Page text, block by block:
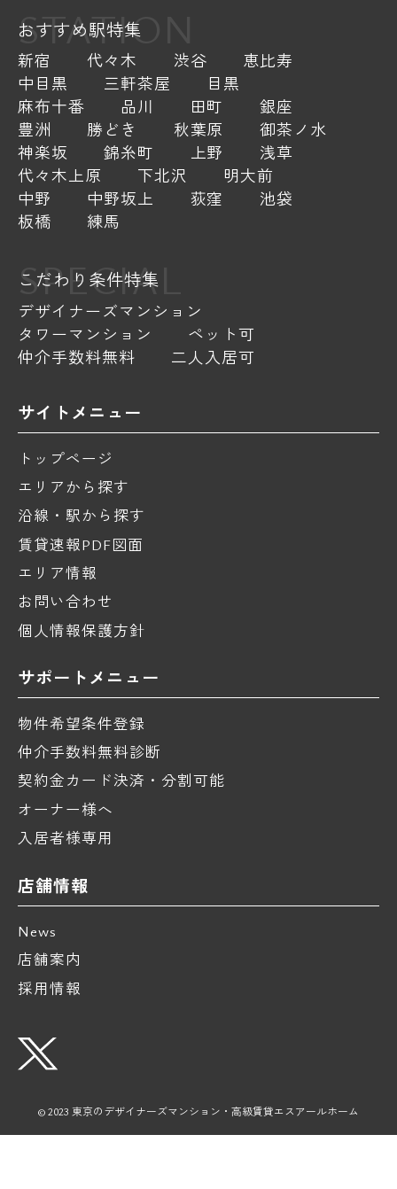
STATION
おすすめ駅特集
新宿 代々木 渋谷
恵比寿
中目黒
三軒茶屋
目黒
麻布十番
品川 田町
銀座
豊洲
勝どき 秋葉原
御茶ノ水
神楽坂
錦糸町 上野
浅草
代々木上原
下北沢
明大前
中野
中野坂上 荻窪
池袋
板橋
練馬
SPECIAL
こだわり条件特集
デザイナーズマンション
タワーマンション
ペット可
仲介手数料無料
二人入居可
サイトメニュー
トップページ
エリアから探す
沿線・駅から探す
賃貸速報PDF図面
エリア情報
お問い合わせ
個人情報保護方針
サポートメニュー
物件希望条件登録
仲介手数料無料診断
契約金カード決済・分割可能
オーナー様へ
入居者様専用
店舗情報
News
店舗案内
採用情報
© 2023 東京のデザイナーズマンション・高級賃貸エスアールホーム